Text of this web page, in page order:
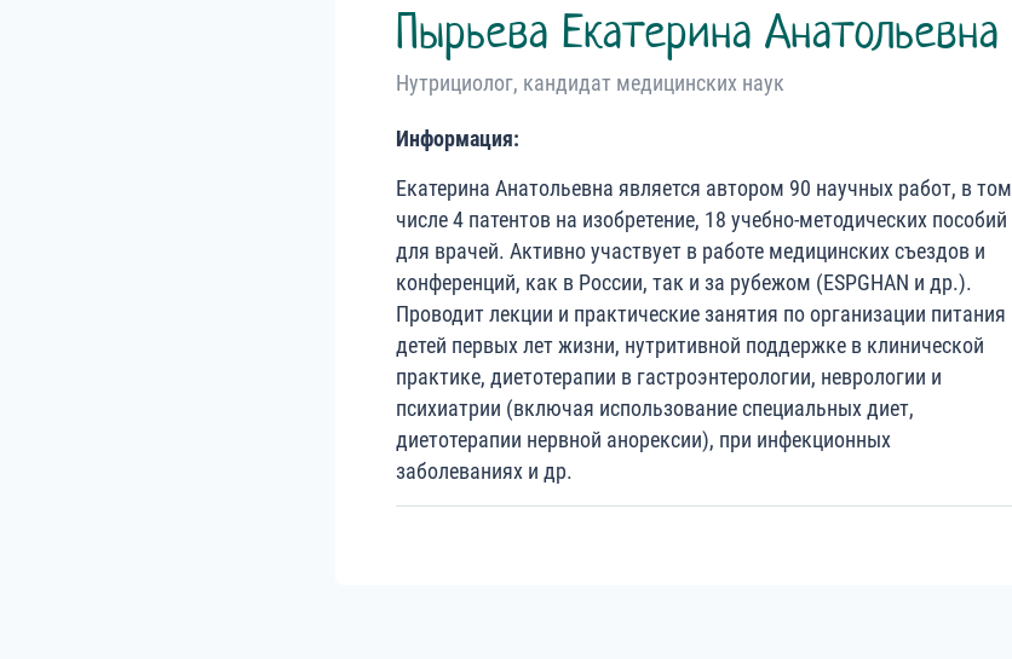
Пырьева Екатерина Анатольевна
Нутрициолог, кандидат медицинских наук
Информация:
Екатерина Анатольевна является автором 90 научных работ, в том
числе 4 патентов на изобретение, 18 учебно-методических пособий
для врачей. Активно участвует в работе медицинских съездов и
конференций, как в России, так и за рубежом (ESPGHAN и др.).
Проводит лекции и практические занятия по организации питания
детей первых лет жизни, нутритивной поддержке в клинической
практике, диетотерапии в гастроэнтерологии, неврологии и
психиатрии (включая использование специальных диет,
диетотерапии нервной анорексии), при инфекционных
заболеваниях и др.